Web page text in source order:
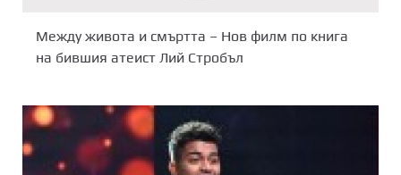
Между живота и смъртта – Нов филм по книга
на бившия атеист Лий Стробъл